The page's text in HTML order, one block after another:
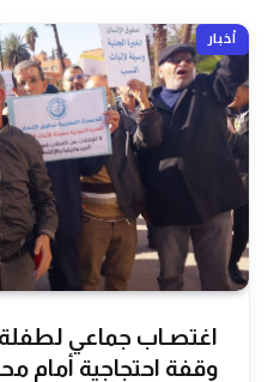
أخبار
اغتصـاب جماعي
وقفة احتجاجية أمام